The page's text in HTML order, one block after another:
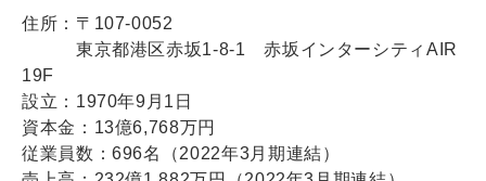
住所：〒107-0052
東京都港区赤坂1-8-1 赤坂インターシティAIR
19F
設立：1970年9月1日
資本金：13億6,768万円
従業員数：696名（2022年3月期連結）